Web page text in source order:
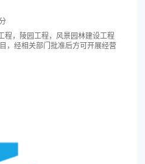
程，陵园工程，风景园林建设工程
，经相关部门批准后方可开展经营